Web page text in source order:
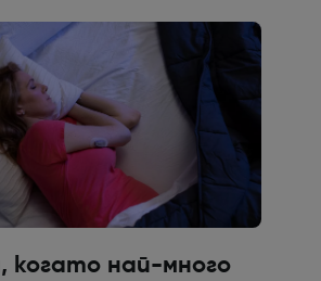
когато най-много